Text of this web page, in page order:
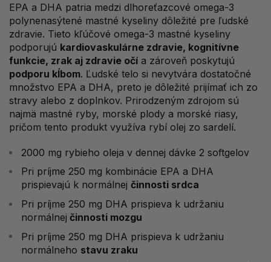
EPA a DHA patria medzi dlhoreťazcové omega-3
polynenasýtené mastné kyseliny dôležité pre ľudské
zdravie. Tieto kľúčové omega-3 mastné kyseliny
podporujú kardiovaskulárne zdravie, kognitívne
funkcie, zrak aj zdravie očí a zároveň poskytujú
podporu kĺbom. Ľudské telo si nevytvára dostatočné
množstvo EPA a DHA, preto je dôležité prijímať ich zo
stravy alebo z doplnkov. Prirodzeným zdrojom sú
najmä mastné ryby, morské plody a morské riasy,
pričom tento produkt využíva rybí olej zo sardelí.
2000 mg rybieho oleja v dennej dávke 2 softgelov
Pri príjme 250 mg kombinácie EPA a DHA
prispievajú k normálnej činnosti srdca
Pri príjme 250 mg DHA prispieva k udržaniu
normálnej činnosti mozgu
Pri príjme 250 mg DHA prispieva k udržaniu
normálneho stavu zraku